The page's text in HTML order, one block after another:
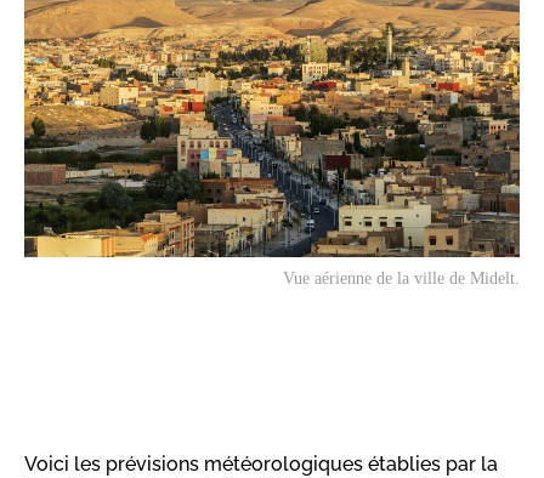
Vue aérienne de la ville de Midelt.
Voici les prévisions météorologiques établies par la